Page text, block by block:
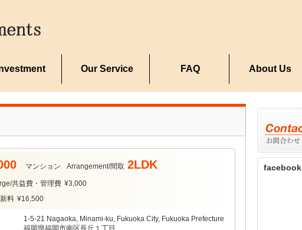
Our Service FAQ About Us
マンション Arrangement/間取 2LDK
共益費・管理費 ¥3,000
料 ¥16,500
1-5-21 Nagaoka, Minami-ku, Fukuoka City, Fukuoka Prefecture
福岡県福岡市南区長丘１丁目
facebook